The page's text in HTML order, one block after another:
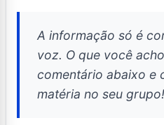
A informação só é
voz. O que você
comentário abaixo e
matéria no seu grupo!